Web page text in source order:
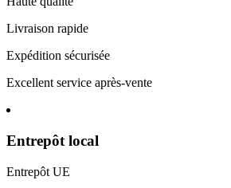
Livraison rapide
Expédition sécurisée
Excellent service après-vente
Entrepôt local
Entrepôt UE